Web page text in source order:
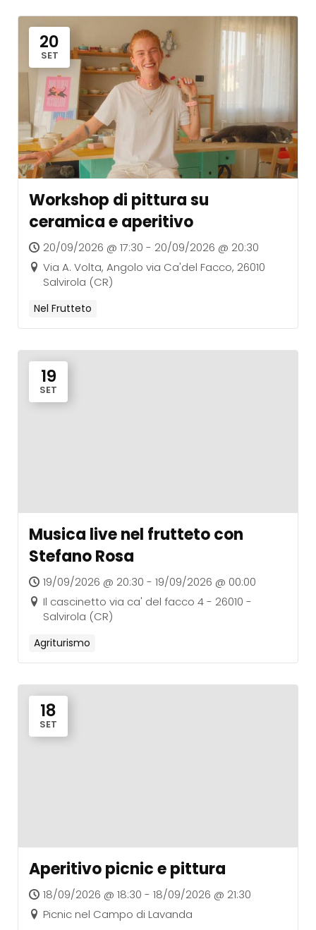
20
SET
Workshop di pittura su
ceramica e aperitivo
20/09/2026 @ 17:30 - 20/09/2026 @ 20:30
Via A. Volta, Angolo via Ca'del Facco, 26010
Salvirola (CR)
Nel Frutteto
19
SET
Musica live nel frutteto con
Stefano Rosa
19/09/2026 @ 20:30 - 19/09/2026 @ 00:00
Il cascinetto via ca' del facco 4 - 26010 -
Salvirola (CR)
Agriturismo
18
SET
Aperitivo picnic e pittura
18/09/2026 @ 18:30 - 18/09/2026 @ 21:30
Picnic nel Campo di Lavanda